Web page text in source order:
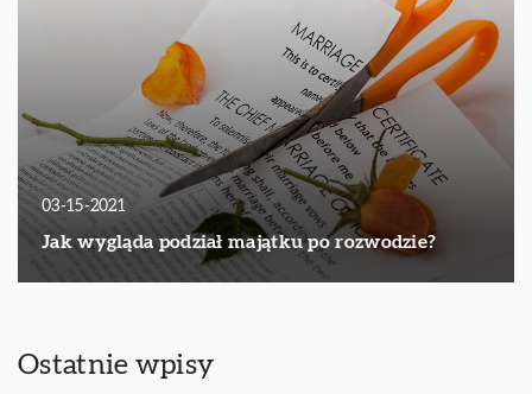
03-15-2021
Jak wygląda podział majątku po rozwodzie?
Ostatnie wpisy